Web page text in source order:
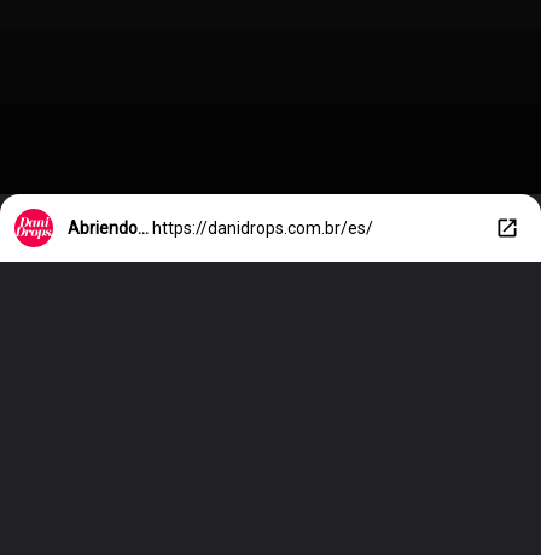
Abriendo... https://danidrops.com.br/es/